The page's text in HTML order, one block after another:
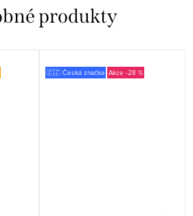
🇨🇿 Česká značka -28 %